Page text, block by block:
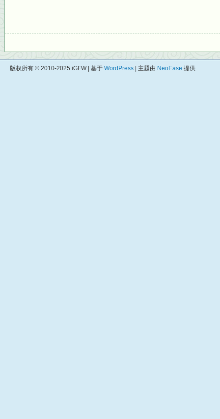
版权所有 © 2010-2025 iGFW | 基于 WordPress | 主题由 NeoEase 提供